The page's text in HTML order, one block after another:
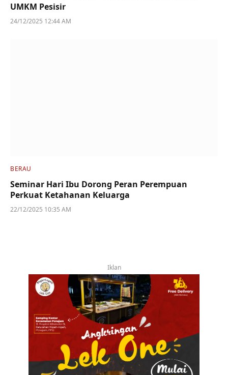
UMKM Pesisir
24/12/2025 12:44 AM
BERAU
Seminar Hari Ibu Dorong Peran Perempuan
Perkuat Ketahanan Keluarga
22/12/2025 10:35 AM
Iklan